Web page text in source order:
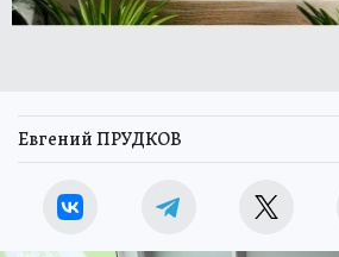
Евгений ПРУДКОВ